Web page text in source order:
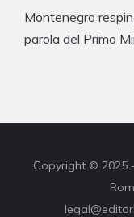
Montenegro
parola del Primo
Copyright © 2025